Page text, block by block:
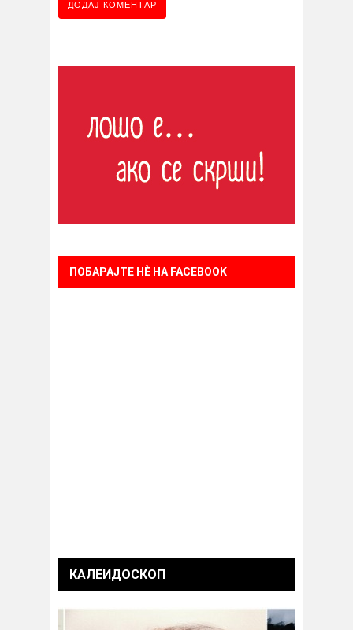
ПОБАРАЈТЕ НÈ НА FACEBOOK
КАЛЕИДОСКОП